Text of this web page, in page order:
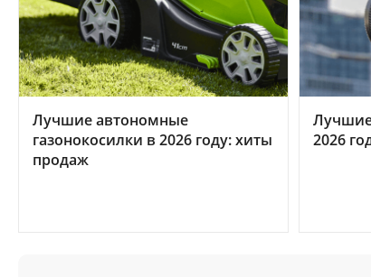
Лучшие автономные
газонокосилки в 2026 году: хиты
продаж
2026